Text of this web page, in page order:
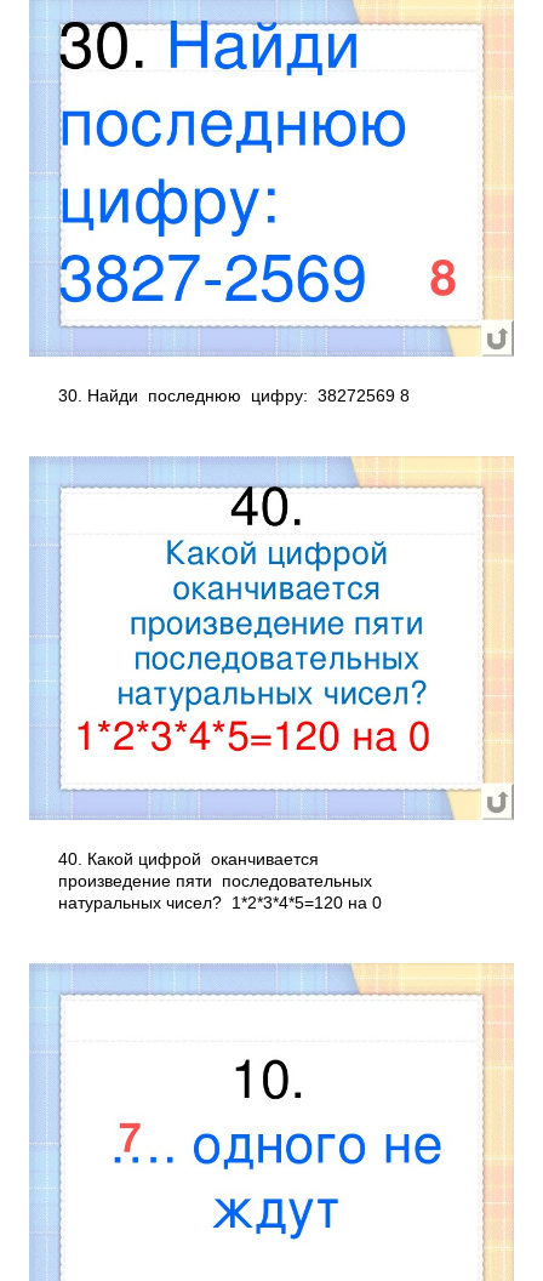
30. Найди последнюю цифру: 3827­2569 8
40. Какой цифрой оканчивается
произведение пяти последовательных
натуральных чисел? 1*2*3*4*5=120 на 0